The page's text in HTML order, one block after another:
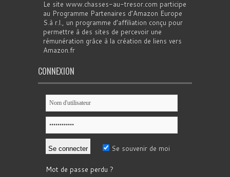
Le site www.chasses-au-tresor.com participe
au Programme Partenaires d’Amazon Europe
S.à r.l., un programme d’affiliation conçu pour
permettre à des sites de percevoir une
rémunération grâce à la création de liens vers
Amazon.fr
CONNEXION
Se souvenir de moi
Mot de passe perdu ?